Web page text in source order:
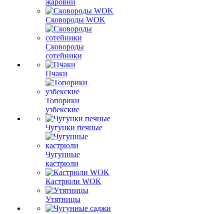
жаровни
Сковороды WOK
Сковороды
сотейники
Пчаки
Топорики
узбекские
Чугунки печные
Чугунные
кастрюли
Кастрюли WOK
Утятницы